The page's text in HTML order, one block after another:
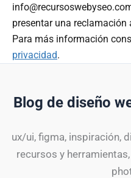
presentar una
Para más información
privacidad.
Blog de diseño
ux/ui, figma, inspiración,
recursos y